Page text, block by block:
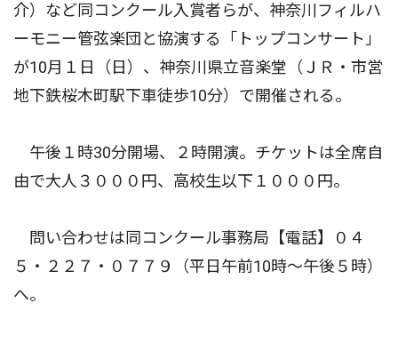
介）など同コンクール入賞者らが、神奈川フィルハ
ーモニー管弦楽団と協演する「トップコンサート」
が10月１日（日）、神奈川県立音楽堂（ＪＲ・市営
地下鉄桜木町駅下車徒歩10分）で開催される。
午後１時30分開場、２時開演。チケットは全席自
由で大人３０００円、高校生以下１０００円。
問い合わせは同コンクール事務局【電話】０４
５・２２７・０７７９（平日午前10時〜午後５時）
へ。